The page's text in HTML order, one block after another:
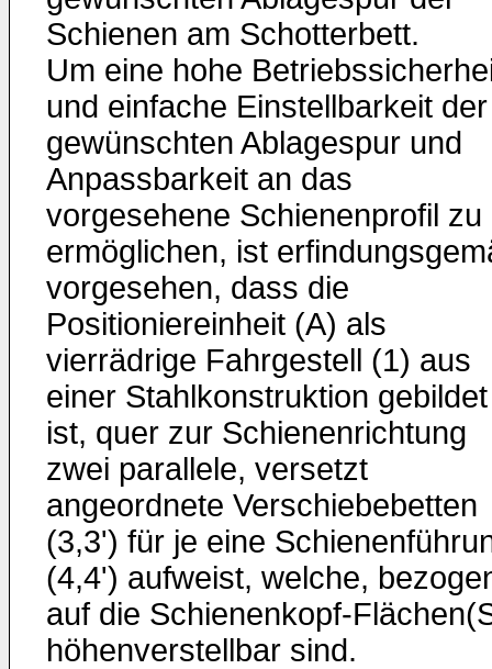
Schienen am Schotterbett.
Um eine hohe
und einfache Einstellbarkeit der
gewünschten Ablagespur und
Anpassbarkeit an das
vorgesehene Schienenprofil zu
ermöglichen, ist
vorgesehen, dass die
Positioniereinheit (A) als
vierrädrige Fahrgestell (1) aus
einer Stahlkonstruktion gebildet
ist, quer zur Schienenrichtung
zwei parallele, versetzt
angeordnete Verschiebebetten
(3,3') für je eine
(4,4') aufweist, welche,
auf die Schienenkopf-
höhenverstellbar sind.